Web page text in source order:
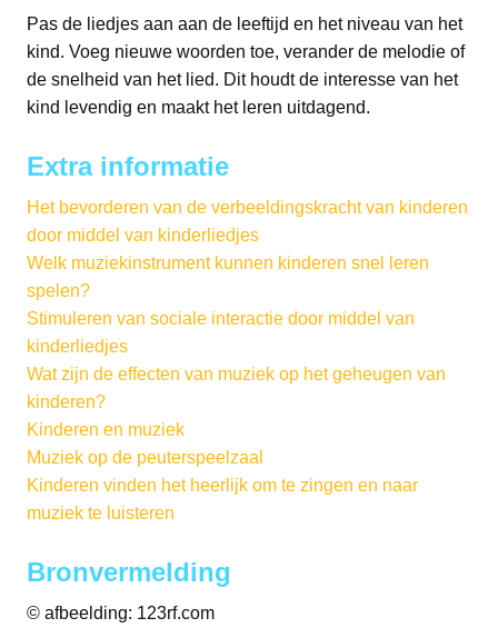
Pas de liedjes aan aan de leeftijd en het niveau van het
kind. Voeg nieuwe woorden toe, verander de melodie of
de snelheid van het lied. Dit houdt de interesse van het
kind levendig en maakt het leren uitdagend.
Extra informatie
Het bevorderen van de verbeeldingskracht van kinderen
door middel van kinderliedjes
Welk muziekinstrument kunnen kinderen snel leren
spelen?
Stimuleren van sociale interactie door middel van
kinderliedjes
Wat zijn de effecten van muziek op het geheugen van
kinderen?
Kinderen en muziek
Muziek op de peuterspeelzaal
Kinderen vinden het heerlijk om te zingen en naar
muziek te luisteren
Bronvermelding
© afbeelding: 123rf.com